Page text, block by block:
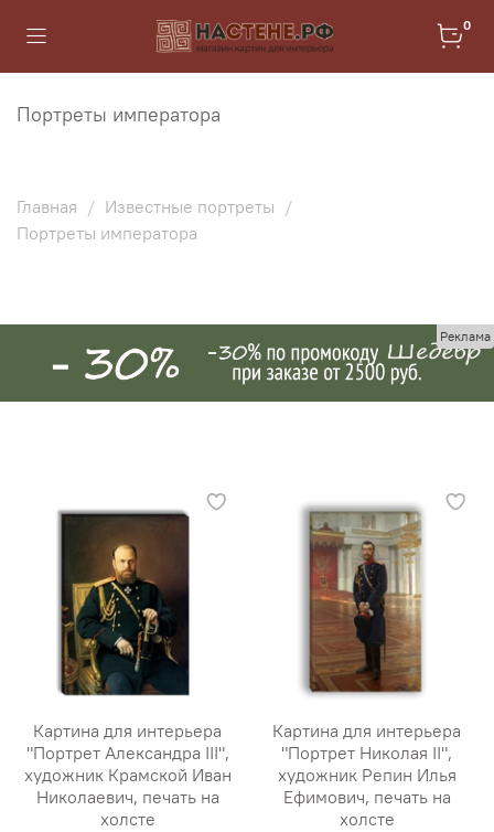
0
Портреты императора
Главная
Известные портреты
Портреты императора
Реклама
Картина для интерьера
"Портрет Александра III",
художник Крамской Иван
Николаевич, печать на
холсте
Картина для интерьера
"Портрет Николая II",
художник Репин Илья
Ефимович, печать на
холсте